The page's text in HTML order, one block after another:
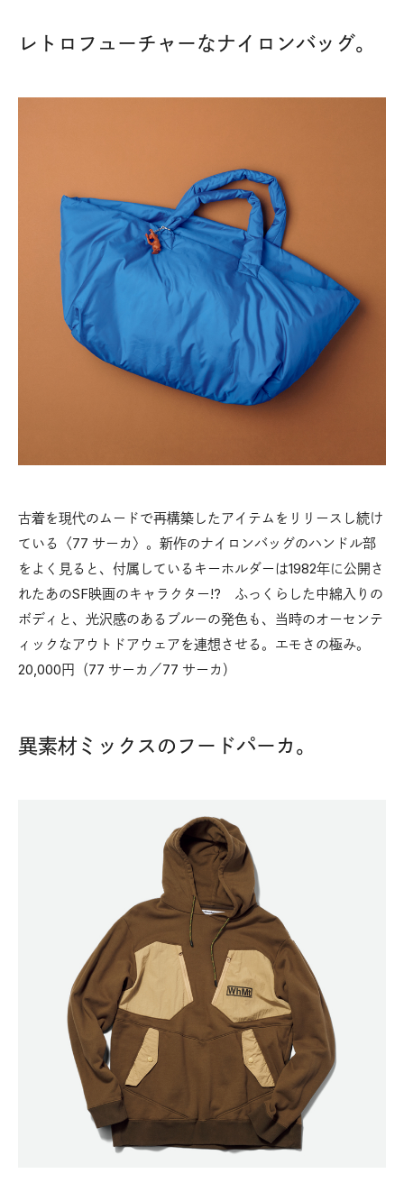
レトロフューチャーなナイロンバッグ。
古着を現代のムードで再構築したアイテムをリリースし続け
ている〈77 サーカ〉。新作のナイロンバッグのハンドル部
をよく見ると、付属しているキーホルダーは1982年に公開さ
れたあのSF映画のキャラクター!? ふっくらした中綿入りの
ボディと、光沢感のあるブルーの発色も、当時のオーセンテ
ィックなアウトドアウェアを連想させる。エモさの極み。
20,000円（77 サーカ／77 サーカ）
異素材ミックスのフードパーカ。